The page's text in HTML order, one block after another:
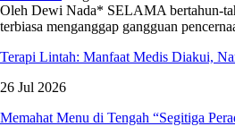
Oleh Dewi Nada* SELAMA bertahun-
terbiasa menganggap gangguan
Terapi Lintah: Manfaat Medis Diakui,
26 Jul 2026
Memahat Menu di Tengah “Segitiga